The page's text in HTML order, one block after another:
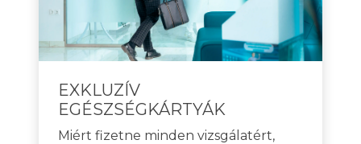
EXKLUZÍV
EGÉSZSÉGKÁRTYÁK
Miért fizetne minden vizsgálatért,